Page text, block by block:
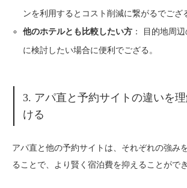
ンを利用するとコスト削減に繋がるでござ
他のホテルとも比較したい方 ： 目的地周
に検討したい場合に便利でござる。
3. アパ直と予約サイトの違いを
ける
アパ直と他の予約サイトは、それぞれの強み
ることで、より賢く宿泊費を抑えることがで